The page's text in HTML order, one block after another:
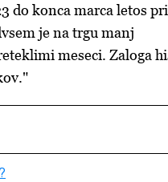
do konca marca letos pri
je na trgu manj
meseci. Zaloga